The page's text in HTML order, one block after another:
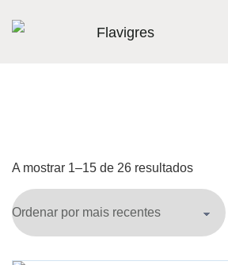
A mostrar 1–15 de 26 resultados